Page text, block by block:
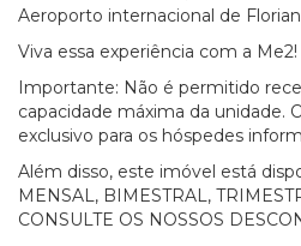
Aeroporto internacional de
Viva essa experiência com a Me2!
Importante: Não é permitido
capacidade máxima da unidade.
exclusivo para os hóspedes
Além disso, este imóvel está
MENSAL, BIMESTRAL,
CONSULTE OS NOSSOS